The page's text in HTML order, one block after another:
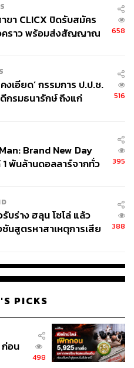
ขา CLICX ปิดรับสมัคร
คราว พร้อมส่งสัญญาณ
658
งเอียด’ กรรมการ ป.ป.ช.
กรมธนารักษ์ ถึงแก่
516
Brand New Day
1 พันล้านดอลลาร์จากทั่ว
395
บร่าง ฮลุน โซโล่ แล้ว
นสูตรหาสาเหตุการเสีย
388
PICKS
อน
498